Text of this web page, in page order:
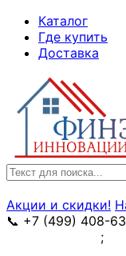
Skip
Content
Каталог
Где купить
Доставка
Search
for:
Акции и скидки!
📞 +7 (499) 408-
;